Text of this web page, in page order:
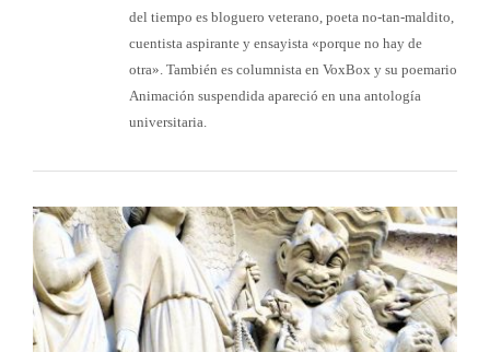
del tiempo es bloguero veterano, poeta no-tan-maldito,
cuentista aspirante y ensayista «porque no hay de
otra». También es columnista en VoxBox y su poemario
Animación suspendida apareció en una antología
universitaria.